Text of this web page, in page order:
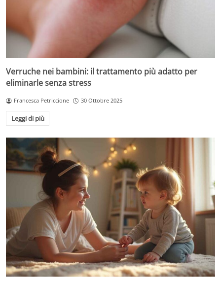
Verruche nei bambini: il trattamento più adatto per
eliminarle senza stress
Francesca Petriccione 30 Ottobre 2025
Leggi di più